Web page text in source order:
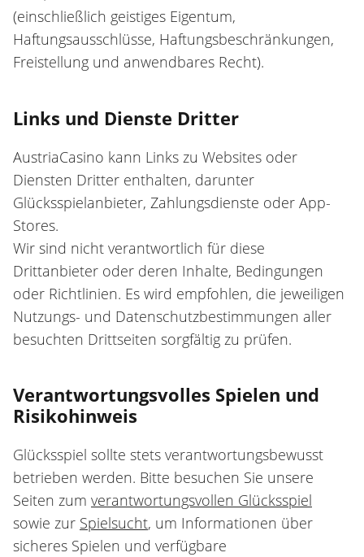
(einschließlich geistiges Eigentum,
Haftungsausschlüsse, Haftungsbeschränkungen,
Freistellung und anwendbares Recht).
Links und Dienste Dritter
AustriaCasino kann Links zu Websites oder
Diensten Dritter enthalten, darunter
Glücksspielanbieter, Zahlungsdienste oder App-
Stores.
Wir sind nicht verantwortlich für diese
Drittanbieter oder deren Inhalte, Bedingungen
oder Richtlinien. Es wird empfohlen, die jeweiligen
Nutzungs- und Datenschutzbestimmungen aller
besuchten Drittseiten sorgfältig zu prüfen.
Verantwortungsvolles Spielen und
Risikohinweis
Glücksspiel sollte stets verantwortungsbewusst
betrieben werden. Bitte besuchen Sie unsere
Seiten zum verantwortungsvollen Glücksspiel
sowie zur Spielsucht, um Informationen über
sicheres Spielen und verfügbare